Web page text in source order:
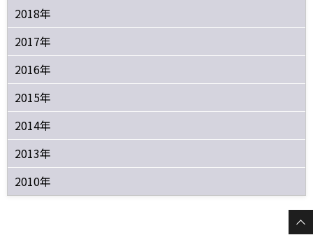
2018年
2017年
2016年
2015年
2014年
2013年
2010年